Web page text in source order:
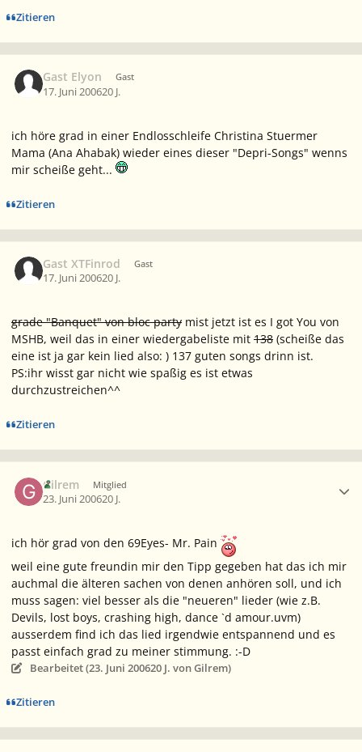
Zitieren
Gast Elyon Gast
17. Juni 200620 J.
ich höre grad in einer Endlosschleife Christina Stuermer
Mama (Ana Ahabak) wieder eines dieser "Depri-Songs" wenns
mir scheiße geht...
Zitieren
Gast XTFinrod Gast
17. Juni 200620 J.
grade "Banquet" von bloc party mist jetzt ist es I got You von
MSHB, weil das in einer wiedergabeliste mit 138 (scheiße das
eine ist ja gar kein lied also: ) 137 guten songs drinn ist.
PS:ihr wisst gar nicht wie spaßig es ist etwas
durchzustreichen^^
Zitieren
Gilrem Mitglied
23. Juni 200620 J.
ich hör grad von den 69Eyes- Mr. Pain
weil eine gute freundin mir den Tipp gegeben hat das ich mir
auchmal die älteren sachen von denen anhören soll, und ich
muss sagen: viel besser als die "neueren" lieder (wie z.B.
Devils, lost boys, crashing high, dance `d amour.uvm)
ausserdem find ich das lied irgendwie entspannend und es
passt einfach grad zu meiner stimmung. :-D
Bearbeitet (23. Juni 200620 J. von Gilrem)
Zitieren